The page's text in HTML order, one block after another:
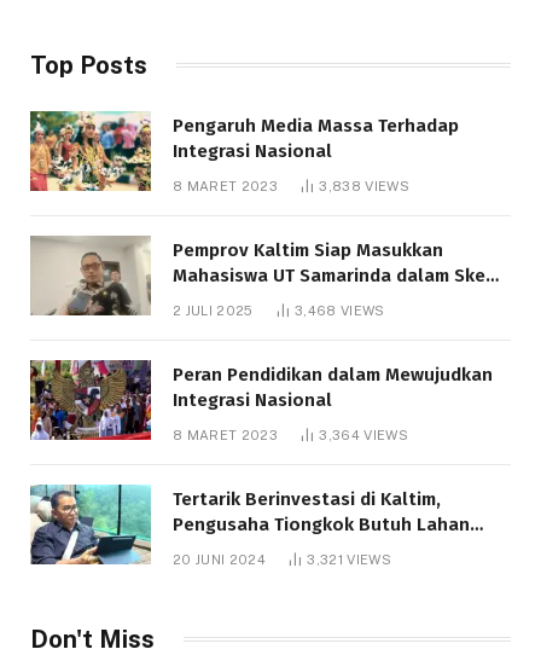
Top Posts
Pengaruh Media Massa Terhadap
Integrasi Nasional
8 MARET 2023 3,838VIEWS
Pemprov Kaltim Siap Masukkan
Mahasiswa UT Samarinda dalam Skema
Bantuan Pendidikan Gratispol
2 JULI 2025 3,468 VIEWS
Peran Pendidikan dalam Mewujudkan
Integrasi Nasional
8 MARET 2023 3,364VIEWS
Tertarik Berinvestasi di Kaltim,
Pengusaha Tiongkok Butuh Lahan
1.000 Hektare
20 JUNI 2024 3,321VIEWS
Don't Miss